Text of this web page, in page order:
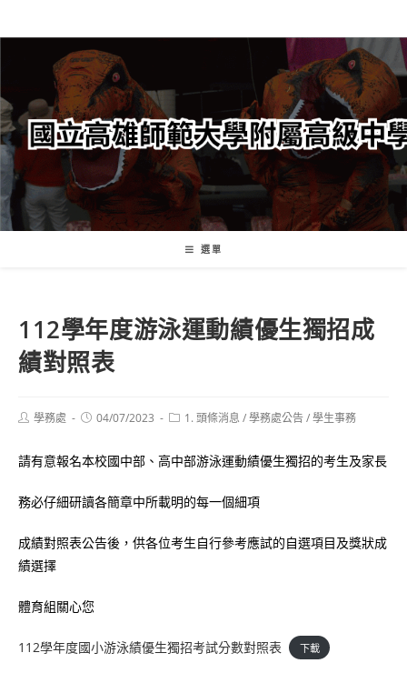
轉
要
內
容
選單
112學年度游泳運動績優生獨招成
績對照表
Post學務處
Post04/07/2023
Post1. 頭條消息 /學務處公告/學生事務
請有意報名本校國中部、高中部游泳運動績優生獨招的考生及家長
務必仔細研讀各簡章中所載明的每一個細項
成績對照表公告後，供各位考生自行參考應試的自選項目及獎狀成
績選擇
體育組關心您
112學年度國小游泳績優生獨招考試分數對照表 下載